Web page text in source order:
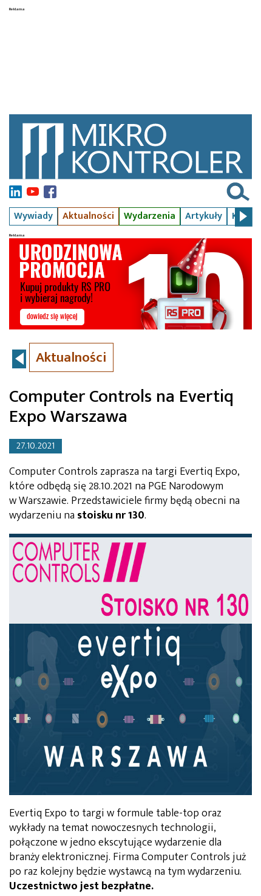
Wywiady Aktualności Wydarzenia Artykuły Kursy
Aktualności
Computer Controls na Evertiq
Expo Warszawa
27.10.2021
Computer Controls zaprasza na targi Evertiq Expo,
które odbędą się 28.10.2021 na PGE Narodowym
w Warszawie. Przedstawiciele firmy będą obecni na
wydarzeniu na stoisku nr 130.
Evertiq Expo to targi w formule table-top oraz
wykłady na temat nowoczesnych technologii,
połączone w jedno ekscytujące wydarzenie dla
branży elektronicznej. Firma Computer Controls już
po raz kolejny będzie wystawcą na tym wydarzeniu.
Uczestnictwo jest bezpłatne.